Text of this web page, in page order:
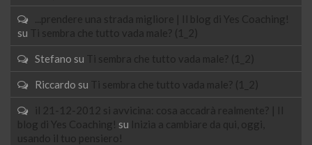
...prendere una strada migliore | Il blog di Yes Coaching!
su
Ti sembra che tutto vada male? (1_2)
Stefano su Ti sembra che tutto vada male? (1_2)
Riccardo su Ti sembra che tutto vada male? (1_2)
il 21-12-2012 si avvicina: cosa accadrà realmente? | Il
blog di Yes Coaching! su
Inizia a cambiare da qui, oggi,
usando il tuo pensiero!